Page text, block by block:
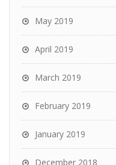
May 2019
April 2019
March 2019
February 2019
January 2019
December 2018